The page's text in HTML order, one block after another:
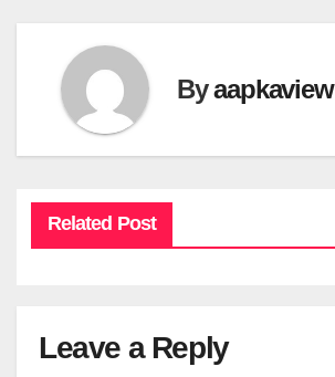
Byaapkaview
Related Post
Leave a Reply